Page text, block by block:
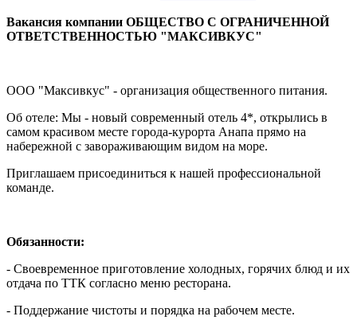
Вакансия компании ОБЩЕСТВО С ОГРАНИЧЕННОЙ
ОТВЕТСТВЕННОСТЬЮ "МАКСИВКУС"
ООО "Максивкус" - организация общественного питания.
Об отеле: Мы - новый современный отель 4*, открылись в
самом красивом месте города-курорта Анапа прямо на
набережной с завораживающим видом на море.
Приглашаем присоединиться к нашей профессиональной
команде.
Обязанности:
- Своевременное приготовление холодных, горячих блюд и их
отдача по ТТК согласно меню ресторана.
- Поддержание чистоты и порядка на рабочем месте.